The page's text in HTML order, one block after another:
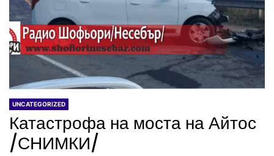
UNCATEGORIZED
Катастрофа на моста на Айтос
/СНИМКИ/